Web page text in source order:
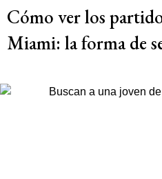
Cómo ver los
Miami: la forma de